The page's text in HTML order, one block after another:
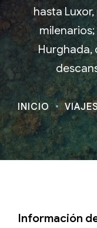
hasta
Hurghada,
INICIO
Información